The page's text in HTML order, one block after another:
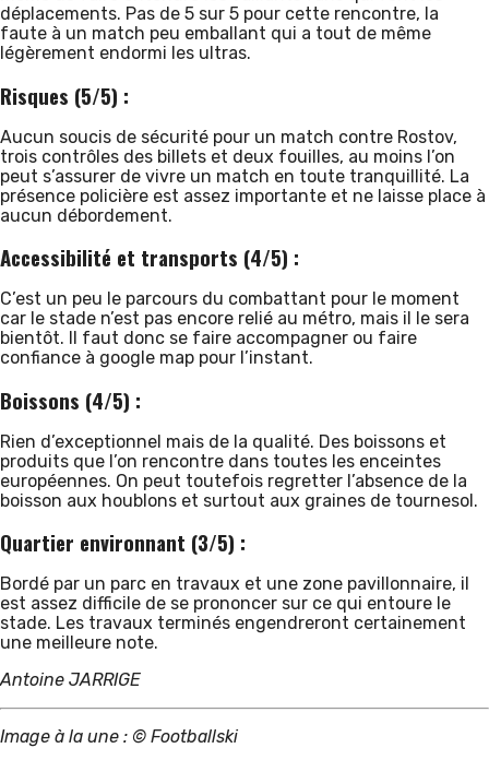
déplacements. Pas de 5 sur 5 pour cette rencontre, la
faute à un match peu emballant qui a tout de même
légèrement endormi les ultras.
Risques (5/5) :
Aucun soucis de sécurité pour un match contre Rostov,
trois contrôles des billets et deux fouilles, au moins l’on
peut s’assurer de vivre un match en toute tranquillité. La
présence policière est assez importante et ne laisse place à
aucun débordement.
Accessibilité et transports (4/5) :
C’est un peu le parcours du combattant pour le moment
car le stade n’est pas encore relié au métro, mais il le sera
bientôt. Il faut donc se faire accompagner ou faire
confiance à google map pour l’instant.
Boissons (4/5) :
Rien d’exceptionnel mais de la qualité. Des boissons et
produits que l’on rencontre dans toutes les enceintes
européennes. On peut toutefois regretter l’absence de la
boisson aux houblons et surtout aux graines de tournesol.
Quartier environnant (3/5) :
Bordé par un parc en travaux et une zone pavillonnaire, il
est assez difficile de se prononcer sur ce qui entoure le
stade. Les travaux terminés engendreront certainement
une meilleure note.
Antoine JARRIGE
Image à la une : © Footballski